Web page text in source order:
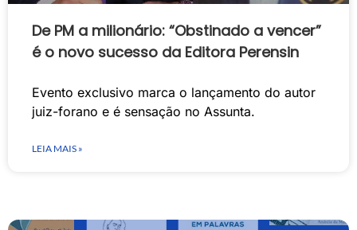
De PM a milionário: “Obstinado a vencer”
é o novo sucesso da Editora Perensin
Evento exclusivo marca o lançamento do autor
juiz-forano e é sensação no Assunta.
LEIA MAIS »